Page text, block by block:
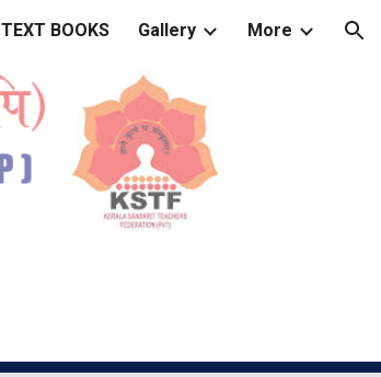
TEXT BOOKS Gallery More